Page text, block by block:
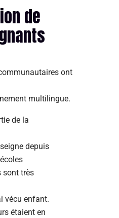
de
ont
multilingue.
de la
depuis
sont très
vécu enfant.
étaient en